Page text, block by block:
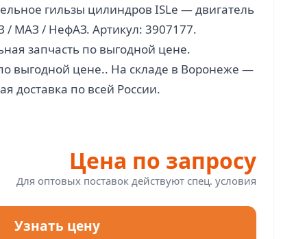
гильзы цилиндров ISLe — двигатель
/ МАЗ / НефАЗ. Артикул: 3907177.
запчасть по выгодной цене.
выгодной цене.. На складе в Воронеже —
Цена по запросу
Для оптовых поставок действуют спец. условия
Узнать цену